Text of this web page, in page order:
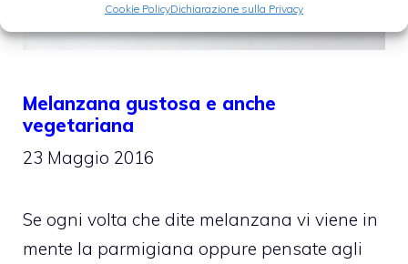
Cookie PolicyDichiarazione sulla Privacy
Melanzana gustosa e anche
vegetariana
23 Maggio 2016
Se ogni volta che dite melanzana vi viene in
mente la parmigiana oppure pensate agli